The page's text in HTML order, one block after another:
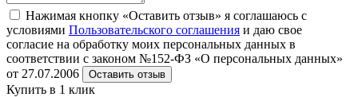
Нажимая кнопку «Оставить отзыв» я соглашаюсь с
условиями Пользовательского соглашения и даю свое
согласие на обработку моих персональных данных в
соответствии с законом №152-ФЗ «О персональных данных»
от 27.07.2006
Оставить отзыв
Купить в 1 клик